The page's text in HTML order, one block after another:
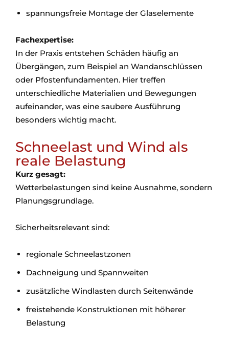
spannungsfreie Montage der Glaselemente
Fachexpertise:
In der Praxis entstehen Schäden häufig an
Übergängen, zum Beispiel an Wandanschlüssen
oder Pfostenfundamenten. Hier treffen
unterschiedliche Materialien und Bewegungen
aufeinander, was eine saubere Ausführung
besonders wichtig macht.
Schneelast und Wind als
reale Belastung
Kurz gesagt:
Wetterbelastungen sind keine Ausnahme, sondern
Planungsgrundlage.
Sicherheitsrelevant sind:
regionale Schneelastzonen
Dachneigung und Spannweiten
zusätzliche Windlasten durch Seitenwände
freistehende Konstruktionen mit höherer
Belastung